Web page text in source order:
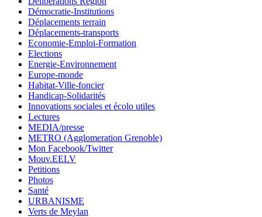
Démocratie-Institutions
Déplacements terrain
Déplacements-transports
Economie-Emploi-Formation
Elections
Energie-Environnement
Europe-monde
Habitat-Ville-foncier
Handicap-Solidarités
Innovations sociales et écolo utiles
Lectures
MEDIA/presse
METRO (Agglomeration Grenoble)
Mon Facebook/Twitter
Mouv.EELV
Petitions
Photos
Santé
URBANISME
Verts de Meylan